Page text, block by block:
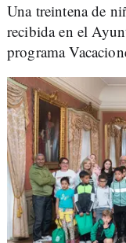
Una treintena de
recibida en el
programa